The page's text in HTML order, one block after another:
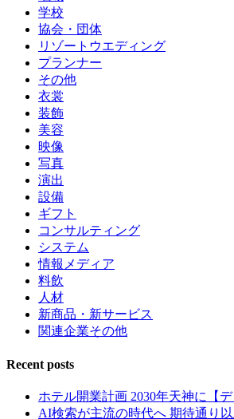
学校
協会・団体
リゾートウエディング
プランナー
その他
衣裳
装飾
美容
映像
写真
演出
設備
ギフト
コンサルティング
システム
情報メディア
料飲
人材
新商品・新サービス
関連企業その他
Recent posts
ホテル開業計画 2030年天神に【デ
AI検索が主流の時代へ 期待通り